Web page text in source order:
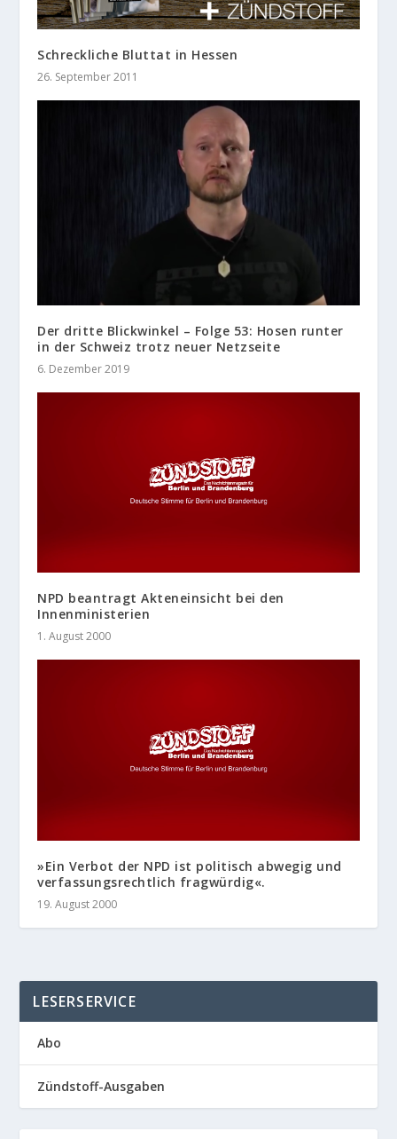
Schreckliche Bluttat in Hessen
26. September 2011
Der dritte Blickwinkel – Folge 53: Hosen runter
in der Schweiz trotz neuer Netzseite
6. Dezember 2019
NPD beantragt Akteneinsicht bei den
Innenministerien
1. August 2000
»Ein Verbot der NPD ist politisch abwegig und
verfassungsrechtlich fragwürdig«.
19. August 2000
LESERSERVICE
Abo
Zündstoff-Ausgaben